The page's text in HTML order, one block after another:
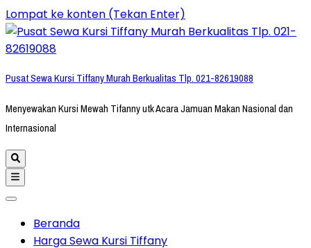
Lompat ke konten (Tekan Enter)
Pusat Sewa Kursi Tiffany Murah Berkualitas Tlp. 021-82619088
Menyewakan Kursi Mewah Tifanny utk Acara Jamuan Makan Nasional dan
Internasional
Beranda
Harga Sewa Kursi Tiffany